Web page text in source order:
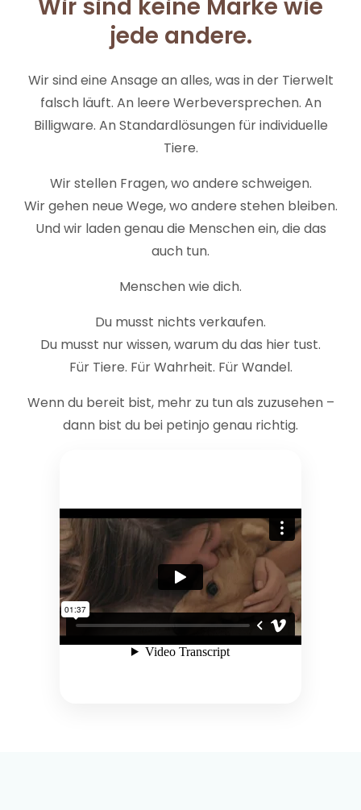
Wir sind keine Marke wie
jede andere.
Wir sind eine Ansage an alles, was in der Tierwelt
falsch läuft. An leere Werbeversprechen. An
Billigware. An Standardlösungen für individuelle
Tiere.
Wir stellen Fragen, wo andere schweigen.
Wir gehen neue Wege, wo andere stehen bleiben.
Und wir laden genau die Menschen ein, die das
auch tun.
Menschen wie dich.
Du musst nichts verkaufen.
Du musst nur wissen, warum du das hier tust.
Für Tiere. Für Wahrheit. Für Wandel.
Wenn du bereit bist, mehr zu tun als zuzusehen –
dann bist du bei petinjo genau richtig.